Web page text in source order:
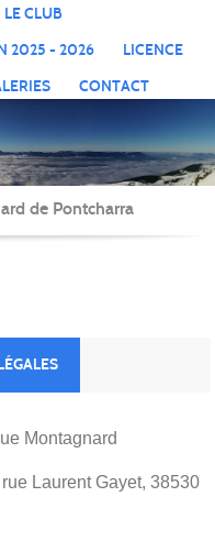
LE CLUB
2025 - 2026
LICENCE
CONTACT
de Pontcharra
Montagnard
Laurent Gayet, 38530